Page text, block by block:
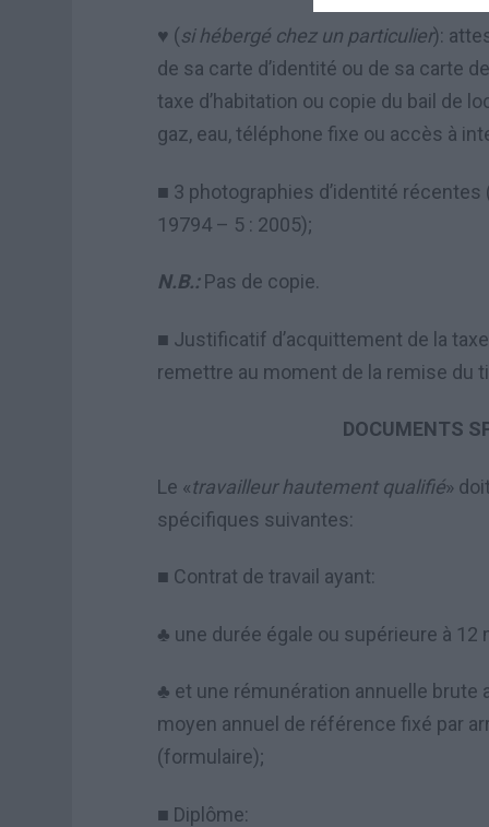
♥ (si hébergé chez un particulier):
de sa carte d’identité ou de sa carte
taxe d’habitation ou copie du bail de
gaz, eau, téléphone fixe ou accès à
■ 3 photographies d’identité récentes
19794 – 5 : 2005);
N.B.:Pas de copie.
■ Justificatif d’acquittement de la
remettre au moment de la remise du
DOCUMENTS
Le «travailleur hautement qualifié»
spécifiques suivantes:
■ Contrat de travail ayant:
♣ une durée égale ou supérieure à 12
♣ et une rémunération annuelle brute
moyen annuel de référence fixé par arr
(formulaire);
■ Diplôme: